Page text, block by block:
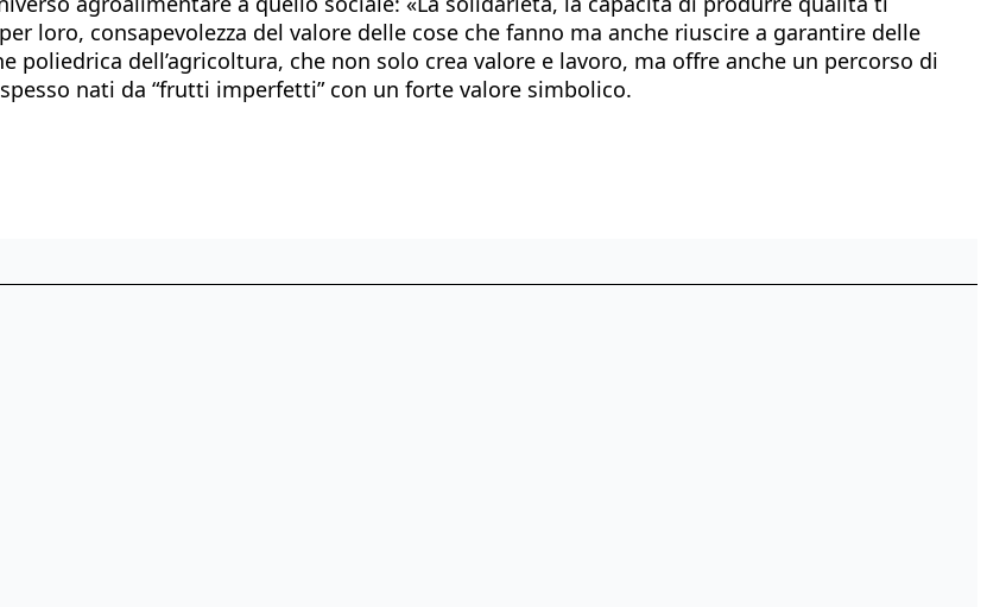
loro, consapevolezza del valore delle cose che fanno ma anche riuscire a garantire delle
dell’agricoltura, che non solo crea valore e lavoro, ma offre anche un percorso di
nati da “frutti imperfetti” con un forte valore simbolico.